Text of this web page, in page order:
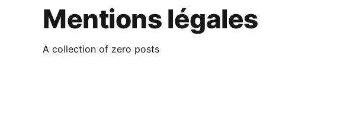
Mentions légales
A collection of zero posts